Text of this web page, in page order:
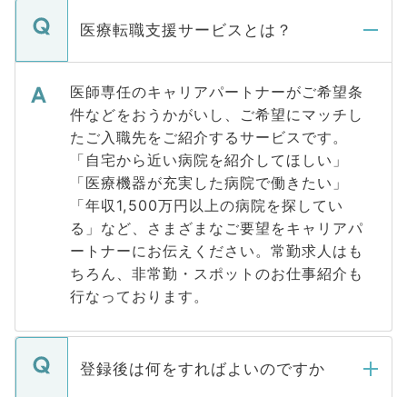
医療転職支援サービスとは？
医師専任のキャリアパートナーがご希望条
件などをおうかがいし、ご希望にマッチし
たご入職先をご紹介するサービスです。
「自宅から近い病院を紹介してほしい」
「医療機器が充実した病院で働きたい」
「年収1,500万円以上の病院を探してい
る」など、さまざまなご要望をキャリアパ
ートナーにお伝えください。常勤求人はも
ちろん、非常勤・スポットのお仕事紹介も
行なっております。
登録後は何をすればよいのですか